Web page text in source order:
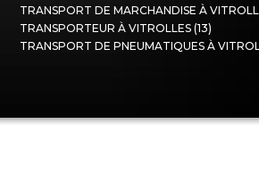
TRANSPORT DE MARCHANDISE À
TRANSPORTEUR À VITROLLES (13)
TRANSPORT DE PNEUMATIQUES À